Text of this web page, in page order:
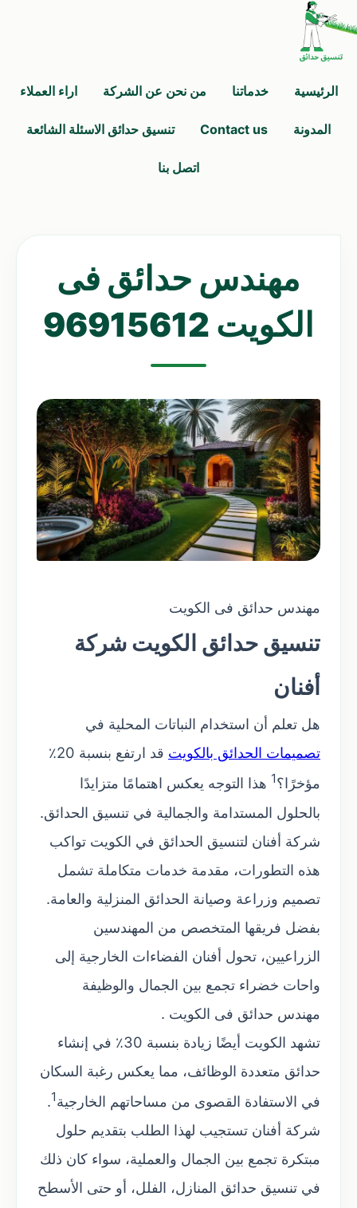
الرئيسية خدماتنا من نحن عن الشركة اراء العملاء
المدونة Contact us تنسيق حدائق الاسئلة الشائعة
اتصل بنا
مهندس حدائق فى
الكويت 96915612
مهندس حدائق فى الكويت
تنسيق حدائق الكويت شركة
أفنان
هل تعلم أن استخدام النباتات المحلية في
تصميمات الحدائق بالكويت
قد ارتفع بنسبة 20٪
مؤخرًا؟1 هذا التوجه يعكس اهتمامًا متزايدًا
بالحلول المستدامة والجمالية في تنسيق الحدائق.
شركة أفنان لتنسيق الحدائق في الكويت تواكب
هذه التطورات، مقدمة خدمات متكاملة تشمل
تصميم وزراعة وصيانة الحدائق المنزلية والعامة.
بفضل فريقها المتخصص من المهندسين
الزراعيين، تحول أفنان الفضاءات الخارجية إلى
واحات خضراء تجمع بين الجمال والوظيفة
مهندس حدائق فى الكويت .
تشهد الكويت أيضًا زيادة بنسبة 30٪ في إنشاء
حدائق متعددة الوظائف، مما يعكس رغبة السكان
في الاستفادة القصوى من مساحاتهم الخارجية1
.
شركة أفنان تستجيب لهذا الطلب بتقديم حلول
مبتكرة تجمع بين الجمال والعملية، سواء كان ذلك
في تنسيق حدائق المنازل، الفلل، أو حتى الأسطح